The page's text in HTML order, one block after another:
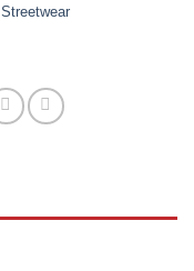
Streetwear